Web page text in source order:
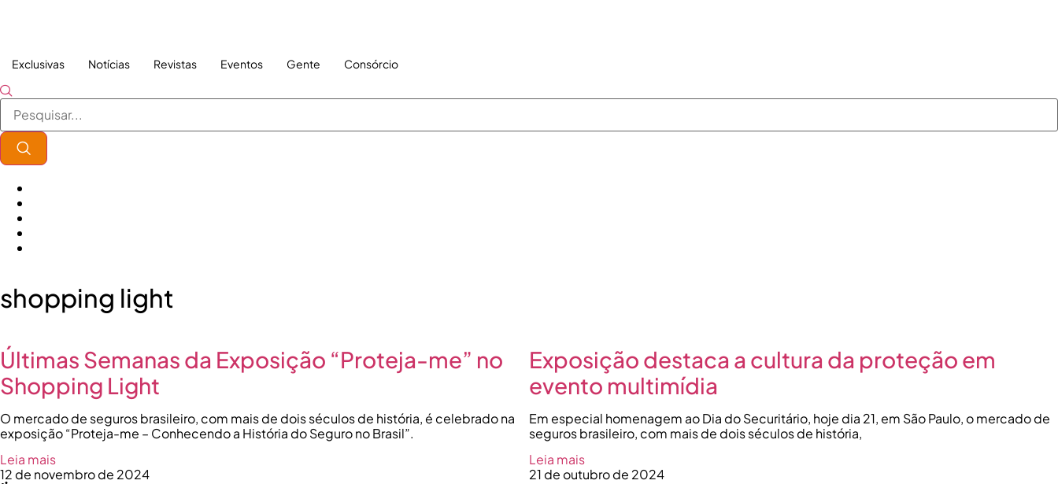
Exclusivas Notícias Revistas Eventos Gente Consórcio
shopping light
Últimas Semanas da Exposição “Proteja-me” no
Shopping Light
O mercado de seguros brasileiro, com mais de dois séculos de história, é celebrado na
exposição “Proteja-me – Conhecendo a História do Seguro no Brasil”.
Leia mais
12 de novembro de 2024
Exposição destaca a cultura da proteção em
evento multimídia
Em especial homenagem ao Dia do Securitário, hoje dia 21, em São Paulo, o mercado de
seguros brasileiro, com mais de dois séculos de história,
Leia mais
21 de outubro de 2024